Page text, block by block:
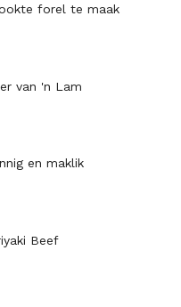
forel te maak
van 'n Lam
en maklik
Beef